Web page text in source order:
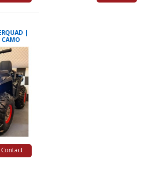
|
Contact